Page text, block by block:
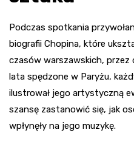
Podczas spotkania
biografii Chopina, które
czasów warszawskich,
lata spędzone w Paryżu,
ilustrował jego artystyczną
szansę zastanowić się, jak
wpłynęły na jego muzykę.